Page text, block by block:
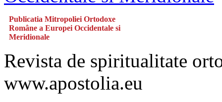
Publicatia Mitropoliei Ortodoxe
Române a Europei Occidentale si
Meridionale
Revista de spiritualitate
www.apostolia.eu